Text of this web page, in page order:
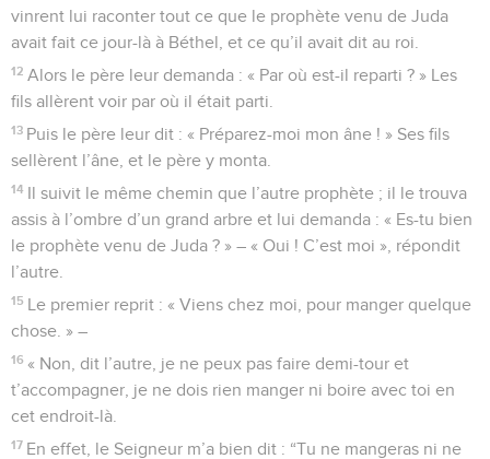
vinrent lui raconter tout ce que le prophète venu de Juda
avait fait ce jour-là à Béthel, et ce qu’il avait dit au roi.
12 Alors le père leur demanda : « Par où est-il reparti ? » Les
fils allèrent voir par où il était parti.
13 Puis le père leur dit : « Préparez-moi mon âne ! » Ses fils
sellèrent l’âne, et le père y monta.
14 Il suivit le même chemin que l’autre prophète ; il le trouva
assis à l’ombre d’un grand arbre et lui demanda : « Es-tu bien
le prophète venu de Juda ? » – « Oui ! C’est moi », répondit
l’autre.
15 Le premier reprit : « Viens chez moi, pour manger quelque
chose. » –
16 « Non, dit l’autre, je ne peux pas faire demi-tour et
t’accompagner, je ne dois rien manger ni boire avec toi en
cet endroit-là.
17 En effet, le Seigneur m’a bien dit : “Tu ne mangeras ni ne